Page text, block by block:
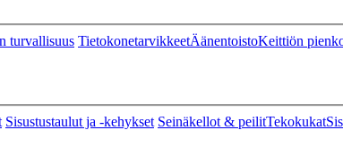
turvallisuus TietokonetarvikkeetÄänentoistoKeittiön
Sisustustaulut ja -kehykset Seinäkellot & peilitTekokukat